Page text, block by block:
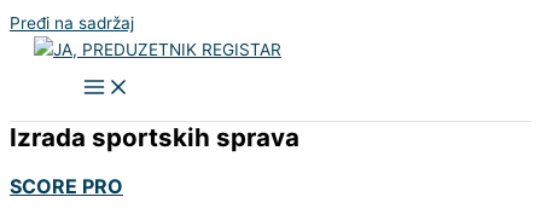
Pređi na sadržaj
Izrada sportskih sprava
SCORE PRO